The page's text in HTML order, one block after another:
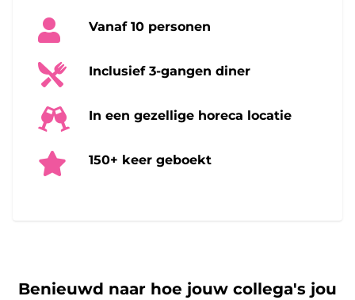
Vanaf 10 personen
Inclusief 3-gangen diner
In een gezellige horeca locatie
150+ keer geboekt
Benieuwd naar hoe jouw collega's jou